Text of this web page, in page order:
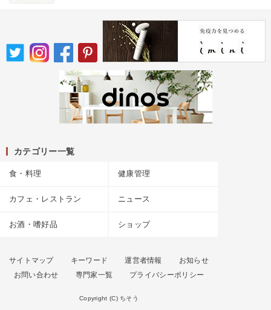
カテゴリー一覧
食・料理 健康管理
カフェ・レストラン ニュース
お酒・嗜好品 ショップ
サイトマップ キーワード 運営者情報
お知らせ
お問い合わせ
専門家一覧 プライバシーポリシー
Copyright (C) ちそう